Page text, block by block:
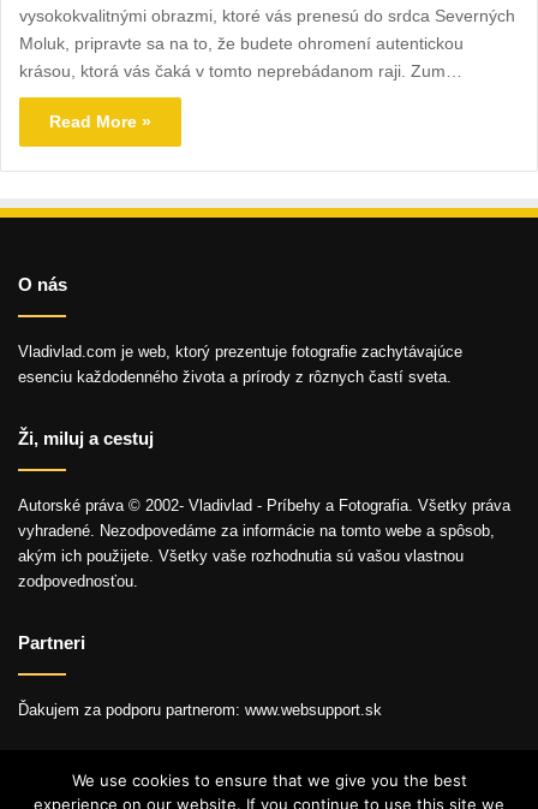
vysokokvalitnými obrazmi, ktoré vás prenesú do srdca Severných
Moluk, pripravte sa na to, že budete ohromení autentickou
krásou, ktorá vás čaká v tomto neprebádanom raji. Zum…
Read More »
O nás
Vladivlad.com je web, ktorý prezentuje fotografie zachytávajúce
esenciu každodenného života a prírody z rôznych častí sveta.
Ži, miluj a cestuj
Autorské práva © 2002- Vladivlad - Príbehy a Fotografia. Všetky práva
vyhradené. Nezodpovedáme za informácie na tomto webe a spôsob,
akým ich použijete. Všetky vaše rozhodnutia sú vašou vlastnou
zodpovednosťou.
Partneri
Ďakujem za podporu partnerom: www.websupport.sk
We use cookies to ensure that we give you the best
experience on our website. If you continue to use this site we